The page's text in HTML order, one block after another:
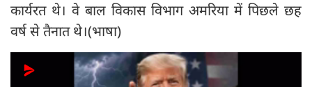
कार्यरत थे। वे बाल विकास विभाग अमरिया में पिछले छह
वर्ष से तैनात थे।(भाषा)